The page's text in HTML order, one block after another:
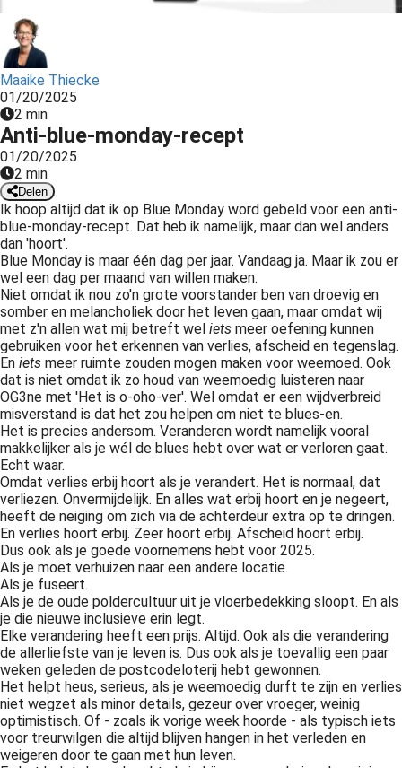
Maaike Thiecke
01/20/2025
2 min
Anti-blue-monday-recept
01/20/2025
2 min
Delen
Ik hoop altijd dat ik op Blue Monday word gebeld voor een anti-
blue-monday-recept. Dat heb ik namelijk, maar dan wel anders
dan 'hoort'.
Blue Monday is maar één dag per jaar. Vandaag ja. Maar ik zou er
wel een dag per maand van willen maken.
Niet omdat ik nou zo'n grote voorstander ben van droevig en
somber en melancholiek door het leven gaan, maar omdat wij
met z'n allen wat mij betreft wel iets meer oefening kunnen
gebruiken voor het erkennen van verlies, afscheid en tegenslag.
En iets meer ruimte zouden mogen maken voor weemoed. Ook
dat is niet omdat ik zo houd van weemoedig luisteren naar
OG3ne met 'Het is o-oho-ver'. Wel omdat er een wijdverbreid
misverstand is dat het zou helpen om niet te blues-en.
Het is precies andersom. Veranderen wordt namelijk vooral
makkelijker als je wél de blues hebt over wat er verloren gaat.
Echt waar.
Omdat verlies erbij hoort als je verandert. Het is normaal, dat
verliezen. Onvermijdelijk. En alles wat erbij hoort en je negeert,
heeft de neiging om zich via de achterdeur extra op te dringen.
En verlies hoort erbij. Zeer hoort erbij. Afscheid hoort erbij.
Dus ook als je goede voornemens hebt voor 2025.
Als je moet verhuizen naar een andere locatie.
Als je fuseert.
Als je de oude poldercultuur uit je vloerbedekking sloopt. En als
je die nieuwe inclusieve erin legt.
Elke verandering heeft een prijs. Altijd. Ook als die verandering
de allerliefste van je leven is. Dus ook als je toevallig een paar
weken geleden de postcodeloterij hebt gewonnen.
Het helpt heus, serieus, als je weemoedig durft te zijn en verlies
niet wegzet als minor details, gezeur over vroeger, weinig
optimistisch. Of - zoals ik vorige week hoorde - als typisch iets
voor treurwilgen die altijd blijven hangen in het verleden en
weigeren door te gaan met hun leven.
niet
worden
om
te
over
van
op
gebruikt
te
de
Hierdoor
website-
van